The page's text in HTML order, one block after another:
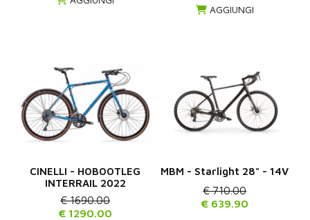
AGGIUNGI
CINELLI - HOBOOTLEG
INTERRAIL 2022
€ 1690.00
€ 1290.00
MBM - Starlight 28" - 14V
€ 710.00
€ 639.90